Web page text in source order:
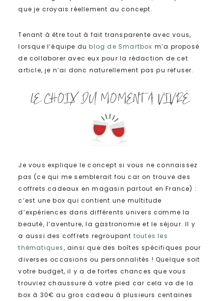
que je croyais réellement au concept.
Tenant à être tout à fait transparente avec vous,
lorsque l’équipe dublog de Smartbox m’a proposé
de collaborer avec eux pour la rédaction de cet
article, je n’ai donc naturellement pas pu refuser.
LE CHOIX DU MOMENT À VIVRE
Je vous explique le concept si vous ne connaissez
pas (ce qui me semblerait fou car on trouve des
coffrets cadeaux en magasin partout en France) :
c’est une box qui contient une multitude
d’expériences dans différents univers comme la
beauté, l’aventure, la gastronomie et le séjour.Il y
a aussi des coffrets regroupant toutes les
thématiques, ainsi que des boîtes spécifiques pour
diverses occasions ou personnalités ! Quelque soit
votre budget, il y a de fortes chances que vous
trouviez chaussure à votre pied car cela vade la
box à 30€ au gros cadeau à plusieurs centaines